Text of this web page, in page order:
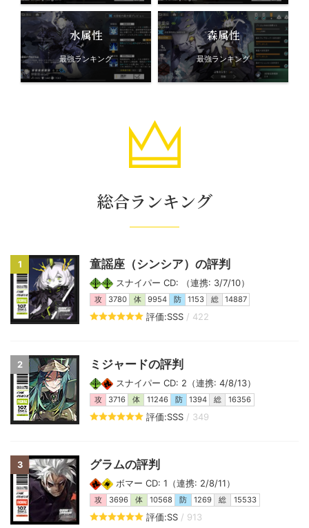
水属性
最強ランキング
森属性
最強ランキング
総合ランキング
1 童謡座（シンシア）の評判
スナイパー CD: （連携: 3/7/10）
攻 3780 体 9954 防 1153 総 14887
評価:SSS / 422
2 ミジャードの評判
スナイパー CD: 2（連携: 4/8/13）
攻 3716 体 11246 防 1394 総 16356
評価:SSS / 349
3 グラムの評判
ボマー CD: 1（連携: 2/8/11）
攻 3696 体 10568 防 1269 総 15533
評価:SS / 913